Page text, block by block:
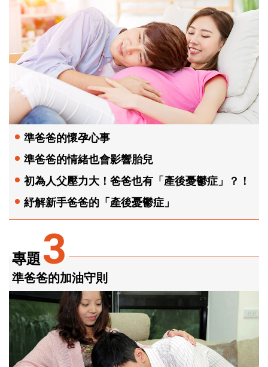
專題3
準爸爸的加油守則
準爸爸的懷孕心事
準爸爸的情緒也會影響胎兒
初為人父壓力大！爸爸也有「產後憂鬱症」？！
紓解新手爸爸的「產後憂鬱症」